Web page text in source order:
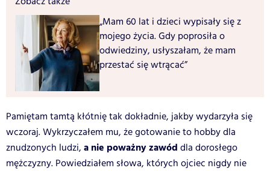
„Mam 60 lat i dzieci wypisały się z
mojego życia. Gdy poprosiła o
odwiedziny, usłyszałam, że mam
przestać się wtrącać”
Pamiętam tamtą kłótnię tak dokładnie, jakby wydarzyła się
wczoraj. Wykrzyczałem mu, że gotowanie to hobby dla
znudzonych ludzi, a nie poważny zawód dla dorosłego
mężczyzny. Powiedziałem słowa, których ojciec nigdy nie